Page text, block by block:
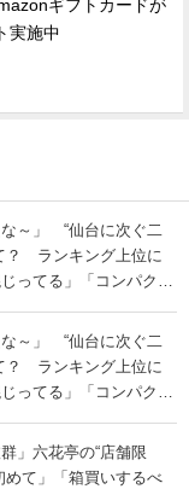
ギフトカードが
実施中
な～」 “仙台に次ぐ二
？ ランキング上位に
ってる」「コンパクト
な～」 “仙台に次ぐ二
？ ランキング上位に
ってる」「コンパクト
」六花亭の“店舗限
て」「箱買いするべ